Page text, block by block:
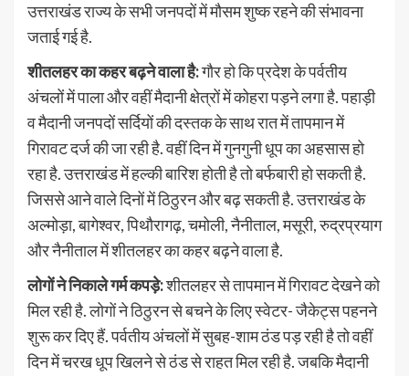
उत्तराखंड राज्य के सभी जनपदों में मौसम शुष्क रहने की संभावना
जताई गई है.
शीतलहर का कहर बढ़ने वाला है:गौर हो कि प्रदेश के पर्वतीय
अंचलों में पाला और वहीं मैदानी क्षेत्रों में कोहरा पड़ने लगा है. पहाड़ी
व मैदानी जनपदों सर्दियों की दस्तक के साथ रात में तापमान में
गिरावट दर्ज की जा रही है. वहीं दिन में गुनगुनी धूप का अहसास हो
रहा है. उत्तराखंड में हल्की बारिश होती है तो बर्फबारी हो सकती है.
जिससे आने वाले दिनों में ठिठुरन और बढ़ सकती है. उत्तराखंड के
अल्मोड़ा, बागेश्वर, पिथौरागढ़, चमोली, नैनीताल, मसूरी, रुद्रप्रयाग
और नैनीताल में शीतलहर का कहर बढ़ने वाला है.
लोगों ने निकाले गर्म कपड़े:शीतलहर से तापमान में गिरावट देखने को
मिल रही है. लोगों ने ठिठुरन से बचने के लिए स्वेटर- जैकेट्स पहनने
शुरू कर दिए हैं. पर्वतीय अंचलों में सुबह-शाम ठंड पड़ रही है तो वहीं
दिन में चरख धूप खिलने से ठंड से राहत मिल रही है. जबकि मैदानी